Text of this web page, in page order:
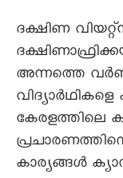
ദക്ഷിണ
അന്നത്തെ
കേരളത്തിലെ
കാര്യങ്ങൾ